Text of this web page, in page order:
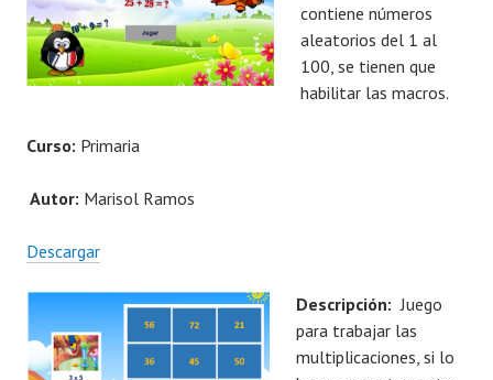
contiene números
aleatorios del 1 al
100, se tienen que
habilitar las macros.
Curso: Primaria
Autor: Marisol Ramos
Descargar
Descripción: Juego
para trabajar las
multiplicaciones, si lo